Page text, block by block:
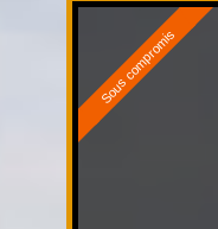
Sous compromis